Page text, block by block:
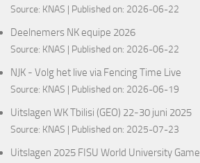
Source: KNAS Published on: 2026-06-22
Deelnemers NK equipe 2026
Source: KNAS Published on: 2026-06-22
NJK - Volg het live via Fencing Time Live
Source: KNAS Published on: 2026-06-19
Uitslagen WK Tbilisi (GEO) 22-30 juni 2025
Source: KNAS Published on: 2025-07-23
Uitslagen 2025 FISU World University